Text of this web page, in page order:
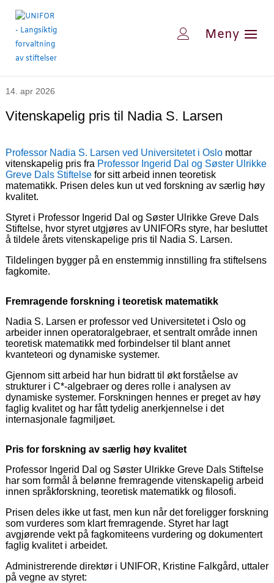
14. apr 2026
Vitenskapelig pris til Nadia S. Larsen
Professor Nadia S. Larsen ved Universitetet i Oslomottar
vitenskapelig pris fra Professor Ingerid Dal og Søster Ulrikke
Greve Dals Stiftelsefor sitt arbeid innen teoretisk
matematikk. Prisen deles kun ut ved forskning av særlig høy
kvalitet.
Styret i Professor Ingerid Dal og Søster Ulrikke Greve Dals
Stiftelse, hvor styret utgjøres av UNIFORs styre, har besluttet
å tildele årets vitenskapelige pris til Nadia S. Larsen.
Tildelingen bygger på en enstemmig innstilling fra stiftelsens
fagkomite.
Fremragende forskning i teoretisk matematikk
Nadia S. Larsen er professor ved Universitetet i Oslo og
arbeider innen operatoralgebraer, et sentralt område innen
teoretisk matematikk med forbindelser til blant annet
kvanteteori og dynamiske systemer.
Gjennom sitt arbeid har hun bidratt til økt forståelse av
strukturer i C*-algebraer og deres rolle i analysen av
dynamiske systemer. Forskningen hennes er preget av høy
faglig kvalitet og har fått tydelig anerkjennelse i det
internasjonale fagmiljøet.
Pris for forskning av særlig høy kvalitet
Professor Ingerid Dal og Søster Ulrikke Greve Dals Stiftelse
har som formål å belønne fremragende vitenskapelig arbeid
innen språkforskning, teoretisk matematikk og filosofi.
Prisen deles ikke ut fast, men kun når det foreligger forskning
som vurderes som klart fremragende. Styret har lagt
avgjørende vekt på fagkomiteens vurdering og dokumentert
faglig kvalitet i arbeidet.
Administrerende direktør i UNIFOR, Kristine Falkgård, uttaler
på vegne av styret: